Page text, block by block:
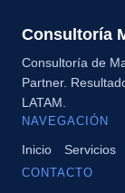
Consultoría
Consultoría de
Partner.
LATAM.
NAVEGACIÓN
Inicio Servicios
CONTACTO